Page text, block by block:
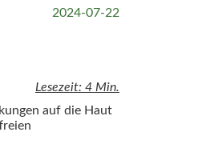
2024-07-22
Lesezeit: 4 Min.
auf die Haut